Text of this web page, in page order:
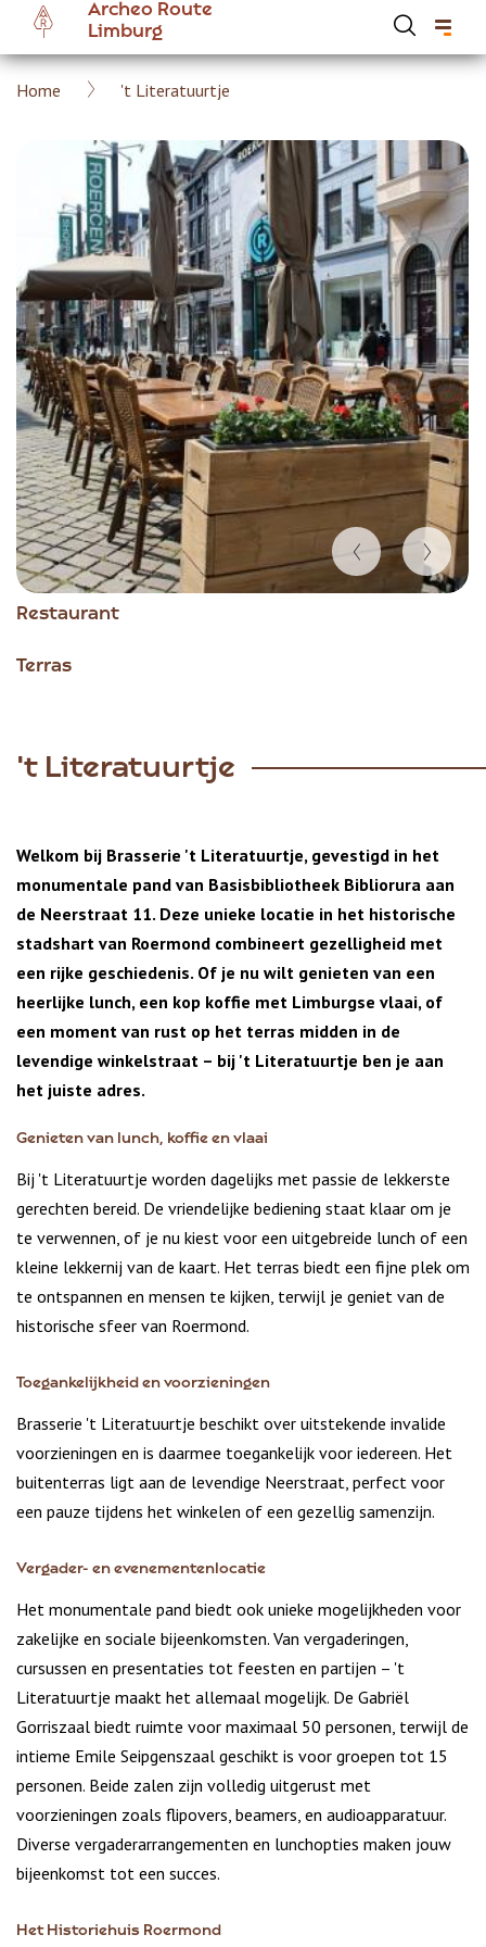
Overslaan
naar
Archeo Route
Limburg
Kruimelpad
Home 't Literatuurtje
Restaurant
Terras
Item
of
't Literatuurtje
Welkom bij Brasserie 't Literatuurtje, gevestigd in het
monumentale pand van Basisbibliotheek Bibliorura aan
de Neerstraat 11. Deze unieke locatie in het historische
stadshart van Roermond combineert gezelligheid met
een rijke geschiedenis. Of je nu wilt genieten van een
heerlijke lunch, een kop koffie met Limburgse vlaai, of
een moment van rust op het terras midden in de
levendige winkelstraat – bij 't Literatuurtje ben je aan
het juiste adres.
Genieten van lunch, koffie en vlaai
Bij 't Literatuurtje worden dagelijks met passie de lekkerste
gerechten bereid. De vriendelijke bediening staat klaar om je
te verwennen, of je nu kiest voor een uitgebreide lunch of een
kleine lekkernij van de kaart. Het terras biedt een fijne plek om
te ontspannen en mensen te kijken, terwijl je geniet van de
historische sfeer van Roermond.
Toegankelijkheid en voorzieningen
Brasserie 't Literatuurtje beschikt over uitstekende invalide
voorzieningen en is daarmee toegankelijk voor iedereen. Het
buitenterras ligt aan de levendige Neerstraat, perfect voor
een pauze tijdens het winkelen of een gezellig samenzijn.
Vergader- en evenementenlocatie
Het monumentale pand biedt ook unieke mogelijkheden voor
zakelijke en sociale bijeenkomsten. Van vergaderingen,
cursussen en presentaties tot feesten en partijen – 't
Literatuurtje maakt het allemaal mogelijk. De Gabriël
Gorriszaal biedt ruimte voor maximaal 50 personen, terwijl de
intieme Emile Seipgenszaal geschikt is voor groepen tot 15
personen. Beide zalen zijn volledig uitgerust met
voorzieningen zoals flipovers, beamers, en audioapparatuur.
Diverse vergaderarrangementen en lunchopties maken jouw
bijeenkomst tot een succes.
Het Historiehuis Roermond